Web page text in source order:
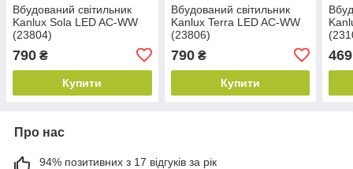
Вбудований світильник
Kanlux Sola LED AC-WW
(23804)
790 ₴
Купити
Вбудований світильник
Kanlux Terra LED AC-WW
(23806)
790₴
Купити
469
Про нас
94% позитивних з 17 відгуків за рік